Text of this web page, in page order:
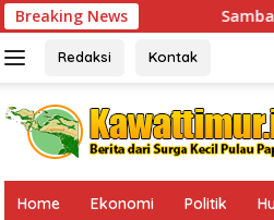
Breaking News
Sambangi Sinak, Kaops Damai
Redaksi Kontak
Home Ekonomi Politik